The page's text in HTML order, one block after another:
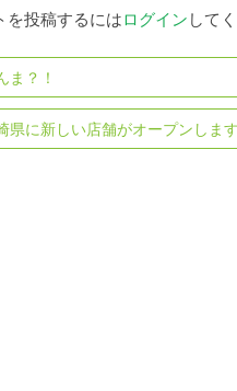
を投稿するにはログイン して
ま？！
県に新しい店舗がオープンします